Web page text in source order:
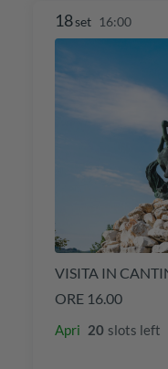
18set 16:00
VISITA IN
ORE 16.00
Apri 20 slots left